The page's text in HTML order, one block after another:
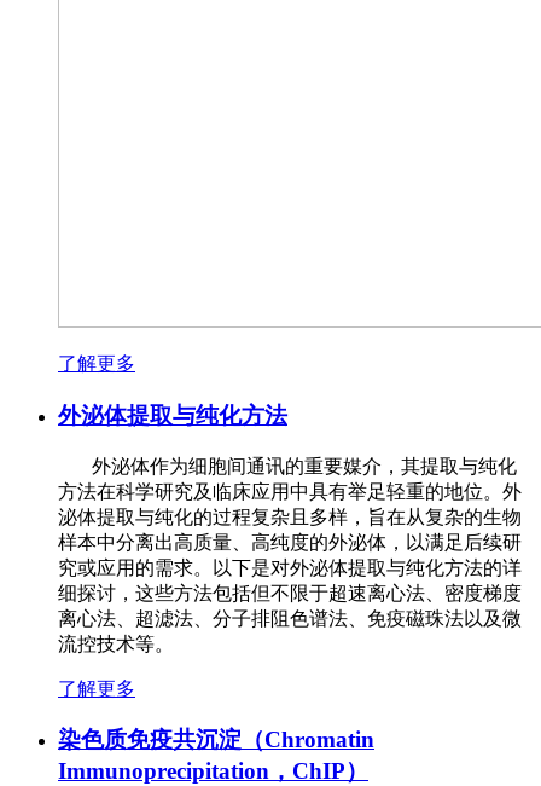
了解更多
外泌体提取与纯化方法
外泌体作为细胞间通讯的重要媒介，其提取与纯化
方法在科学研究及临床应用中具有举足轻重的地位。外
泌体提取与纯化的过程复杂且多样，旨在从复杂的生物
样本中分离出高质量、高纯度的外泌体，以满足后续研
究或应用的需求。以下是对外泌体提取与纯化方法的详
细探讨，这些方法包括但不限于超速离心法、密度梯度
离心法、超滤法、分子排阻色谱法、免疫磁珠法以及微
流控技术等。
了解更多
染色质免疫共沉淀（Chromatin
Immunoprecipitation，ChIP）